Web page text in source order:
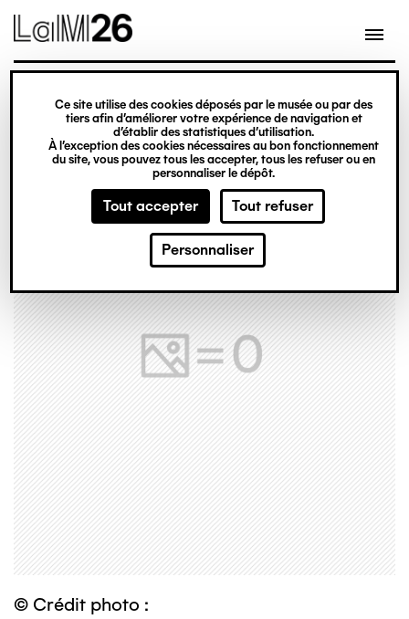
Gestion des cookies
Ce site utilise des cookies déposés par le musée ou par des
tiers afin d’améliorer votre expérience de navigation et
d’établir des statistiques d’utilisation.
À l’exception des cookies nécessaires au bon fonctionnement
du site, vous pouvez tous les accepter, tous les refuser ou en
personnaliser le dépôt.
Tout accepter Tout refuser
Personnaliser
contenu
© Crédit photo :